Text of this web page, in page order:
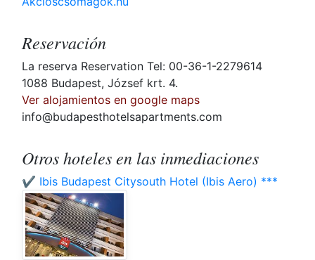
Reservación
La reserva Reservation Tel: 00-36-1-2279614
1088 Budapest, József krt. 4.
Ver alojamientos en google maps
info@budapesthotelsapartments.com
Otros hoteles en las inmediaciones
✔️ Ibis Budapest Citysouth Hotel (Ibis Aero) ***